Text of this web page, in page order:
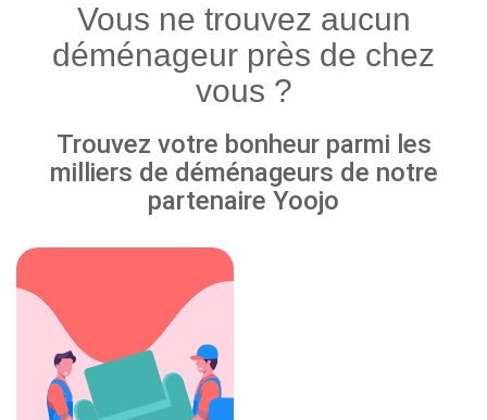
Vous ne trouvez aucun
déménageur près de chez
vous ?
Trouvez votre bonheur parmi les
milliers de déménageurs de notre
partenaire Yoojo